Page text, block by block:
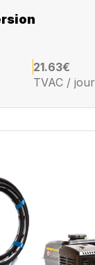
21.63€
TVAC / jour